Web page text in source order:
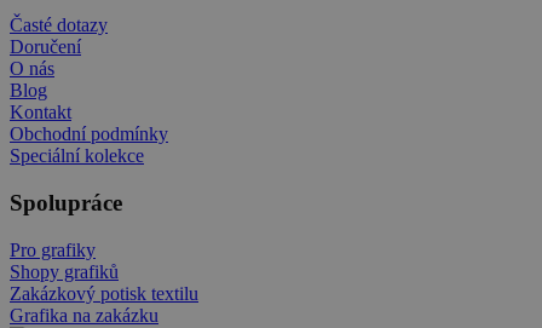
Časté dotazy
Doručení
O nás
Blog
Kontakt
Obchodní podmínky
Speciální kolekce
Spolupráce
Pro grafiky
Shopy grafiků
Zakázkový potisk textilu
Grafika na zakázku